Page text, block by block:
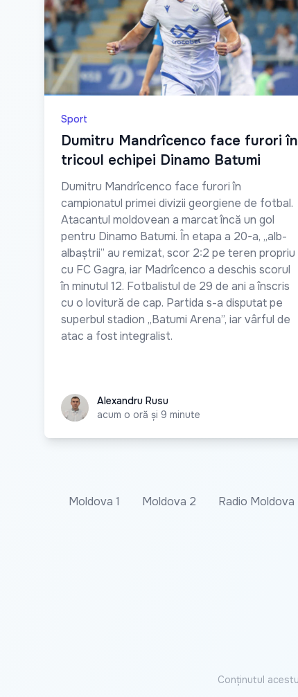
Sport
Dumitru Mandrîcenco face furori în
tricoul echipei Dinamo Batumi
Dumitru Mandrîcenco face furori în
campionatul primei divizii georgiene de fotbal.
Atacantul moldovean a marcat încă un gol
pentru Dinamo Batumi. În etapa a 20-a, „alb-
albaștrii” au remizat, scor 2:2 pe teren propriu
cu FC Gagra, iar Madrîcenco a deschis scorul
în minutul 12. Fotbalistul de 29 de ani a înscris
cu o lovitură de cap. Partida s-a disputat pe
superbul stadion „Batumi Arena”, iar vârful de
atac a fost integralist.
Alexandru Rusu
Alexandru Rusu
acum o oră și 9 minute
Moldova 1 Moldova 2 Radio Moldova
Conținutul